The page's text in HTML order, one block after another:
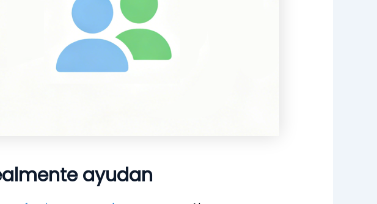
ayudan